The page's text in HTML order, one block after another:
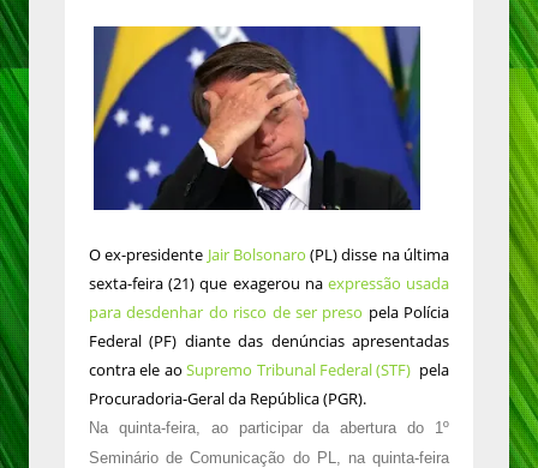
O ex-presidente Jair Bolsonaro (PL) disse na última
sexta-feira (21) que exagerou na expressão usada
para desdenhar do risco de ser preso pela Polícia
Federal (PF) diante das denúncias apresentadas
contra ele aoSupremo Tribunal Federal (STF) pela
Procuradoria-Geral da República (PGR).
Na quinta-feira, ao participar da abertura do 1º
Seminário de Comunicação do PL, na quinta-feira